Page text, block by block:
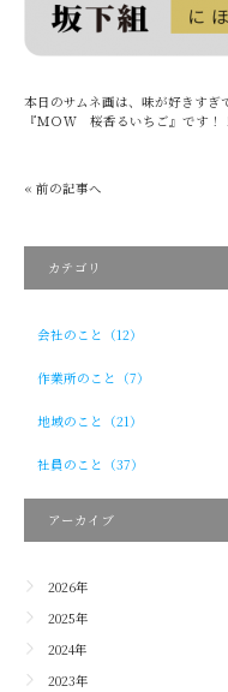
本日のサムネ画は、味が好きすぎ
『ＭＯＷ 桜香るいちご』です！
« 前の記事へ
カテゴリ
会社のこと（12）
作業所のこと（7）
地域のこと（21）
社員のこと（37）
アーカイブ
2026年
2025年
2024年
2023年